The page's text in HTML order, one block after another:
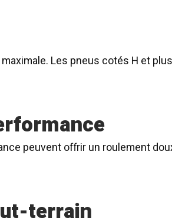
Les pneus cotés H et
peuvent offrir un roulement
terrain